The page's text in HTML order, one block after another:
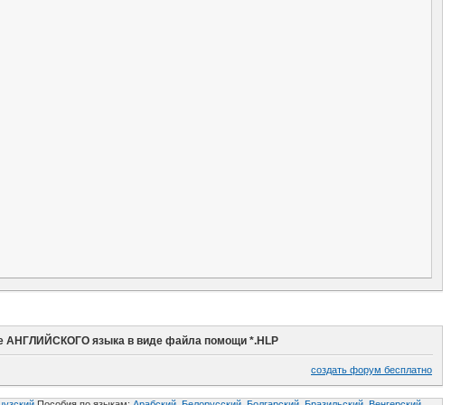
АНГЛИЙСКОГО языка в виде файла помощи *.HLP
создать форум бесплатно